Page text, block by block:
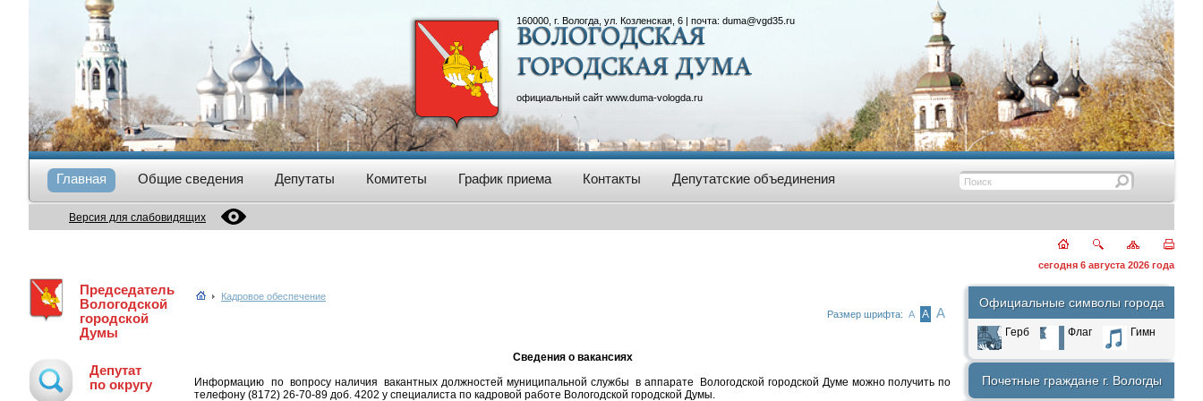
160000, г. Вологда, ул. Козленская, 6 | почта: duma@vgd35.ru
официальный сайт www.duma-vologda.ru
Главная Общие сведения Депутаты Комитеты График приема Контакты Депутатские объединения
Версия для слабовидящих
сегодня 6 августа 2026 года
Председатель
Вологодской
городской
Думы
Депутат
по округу
Кадровое обеспечение
Размер шрифта: А А А
Сведения о вакансиях
Информацию по вопросу наличия вакантных должностей муниципальной службы в аппарате Вологодской городской Думе можно получить по
телефону (8172) 26-70-89 доб. 4202 у специалиста по кадровой работе Вологодской городской Думы.
Официальные символы города
Герб Флаг Гимн
Почетные граждане г. Вологды